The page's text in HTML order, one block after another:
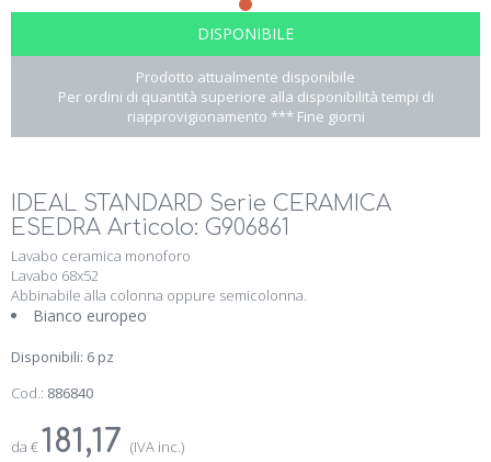
DISPONIBILE
Prodotto attualmente disponibile
Per ordini di quantità superiore alla disponibilità tempi di
riapprovigionamento *** Fine giorni
IDEAL STANDARD Serie CERAMICA
ESEDRA Articolo: G906861
Lavabo ceramica monoforo
Lavabo 68x52
Abbinabile alla colonna oppure semicolonna.
Bianco europeo
Disponibili: 6 pz
Cod.: 886840
da €181,17 (IVA inc.)